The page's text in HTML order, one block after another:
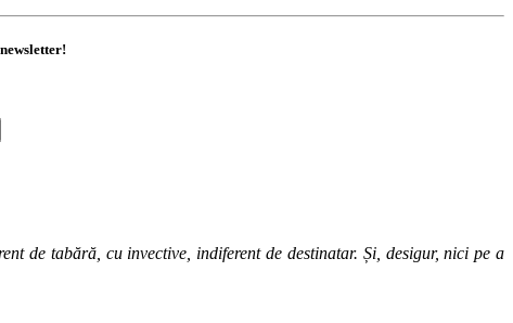
de tabără, cu invective, indiferent de destinatar. Și, desigur, nici pe a